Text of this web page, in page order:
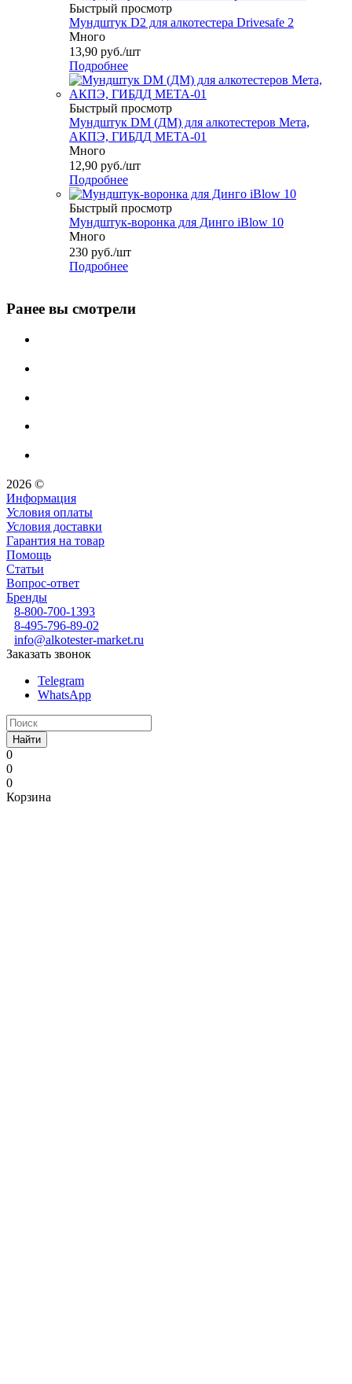
Быстрый просмотр
Мундштук D2 для алкотестера Drivesafe 2
Много
13,90 руб./шт
Подробнее
Быстрый просмотр
Мундштук DM (ДМ) для алкотестеров Мета,
АКПЭ, ГИБДД МЕТА-01
Много
12,90 руб./шт
Подробнее
Быстрый просмотр
Мундштук-воронка для Динго iBlow 10
Много
230 руб./шт
Подробнее
Ранее вы смотрели
2026 ©
Информация
Условия оплаты
Условия доставки
Гарантия на товар
Помощь
Статьи
Вопрос-ответ
Бренды
8-800-700-1393
8-495-796-89-02
info@alkotester-market.ru
Заказать звонок
Telegram
WhatsApp
Найти
0
0
0
Корзина